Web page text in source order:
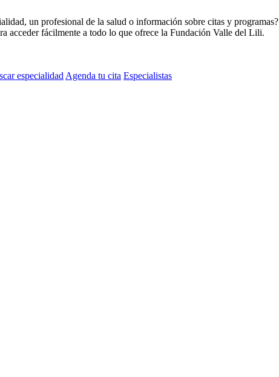
un profesional de la salud o información sobre citas y programas?
acceder fácilmente a todo lo que ofrece la Fundación Valle del Lili.
especialidad Agenda tu cita Especialistas